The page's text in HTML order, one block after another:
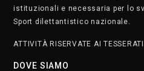
istituzionali e necessaria per lo
Sport dilettantistico nazionale.
ATTIVITÀ RISERVATE AI TESSERATI
DOVE SIAMO